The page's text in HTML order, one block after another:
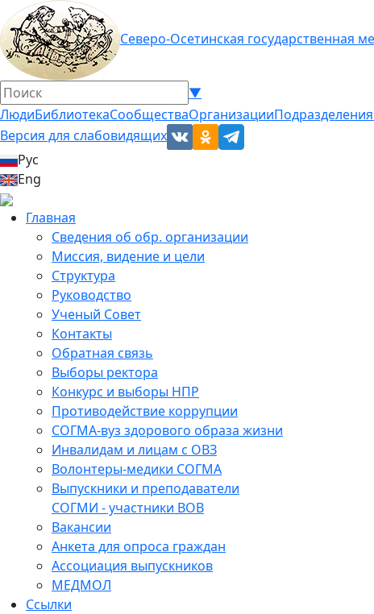
Северо-Осетинская государственная
▼
ЛюдиБиблиотекаСообществаОрганизацииПодразделения
Версия для слабовидящих
Рус
Eng
Главная
Сведения об обр. организации
Миссия, видение и цели
Структура
Руководство
Ученый Совет
Контакты
Обратная связь
Выборы ректора
Конкурс и выборы НПР
Противодействие коррупции
СОГМА-вуз здорового образа жизни
Инвалидам и лицам с ОВЗ
Волонтеры-медики СОГМА
Выпускники и преподаватели
СОГМИ - участники ВОВ
Вакансии
Анкета для опроса граждан
Ассоциация выпускников
МЕДМОЛ
Ссылки